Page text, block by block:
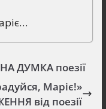
ДУМКА поезії
Маріє!»
від поезії